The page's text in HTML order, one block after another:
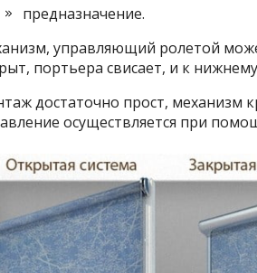
предназначение.
управляющий ролетой
портьера свисает, и к
достаточно прост, механизм
осуществляется при